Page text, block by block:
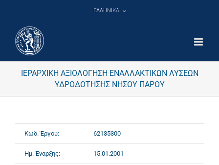
ΕΛΛΗΝΙΚΑ
ΙΕΡΑΡΧΙΚΗ ΑΞΙΟΛΟΓΗΣΗ ΕΝΑΛΛΑΚΤΙΚΩΝ ΛΥΣΕΩΝ
ΥΔΡΟΔΟΤΗΣΗΣ ΝΗΣΟΥ ΠΑΡΟΥ
Κωδ. Έργου: 62135300
Ημ. Έναρξης: 15.01.2001